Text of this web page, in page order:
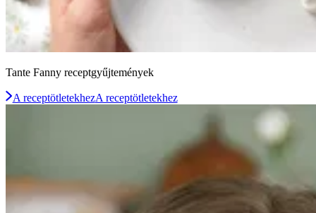
Tante Fanny receptgyűjtemények
A receptötletekhezA receptötletekhez